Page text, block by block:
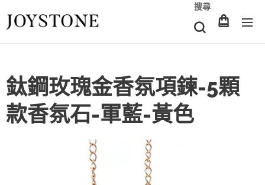
搜尋
鈦鋼玫瑰金香氛項鍊-5顆
款香氛石-軍藍-黃色